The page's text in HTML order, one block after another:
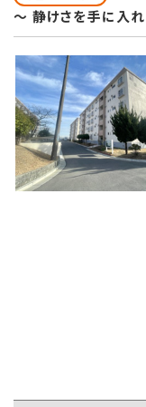
～ 静けさを手に入